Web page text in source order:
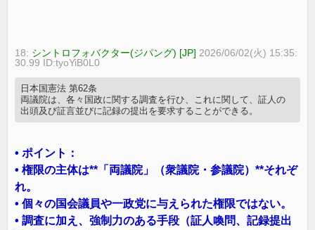
18: シントロフォバクター(ジパング) [JP] 2026/06/02(火) 15:35:
30.99 ID:tyoYiB0L0
日本国憲法 第62条
両議院は、各々国政に関する調査を行ひ、これに関して、証人の
出頭及び証言並びに記録の提出を要求することができる。
• ポイント：
• 権限の主体は**「両議院」（衆議院・参議院）**それぞ
れ。
• 個々の国会議員や一政党に与えられた権限ではない。
• 調査に加え、強制力のある手段（証人喚問、記録提出